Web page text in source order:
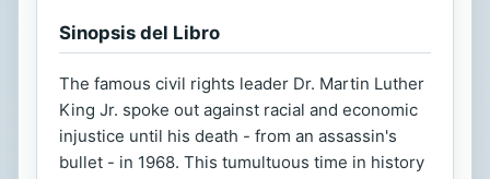
Sinopsis del Libro
The famous civil rights leader Dr. Martin Luther
King Jr. spoke out against racial and economic
injustice until his death - from an assassin's
bullet - in 1968. This tumultuous time in history